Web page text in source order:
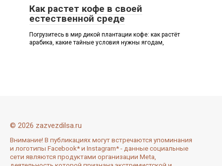
Как растет кофе в своей
естественной среде
Погрузитесь в мир дикой плантации кофе: как растёт
арабика, какие тайные условия нужны ягодам,
© 2026 zazvezdilsa.ru
Внимание! В публикациях могут встречаются упоминания
и логотипы Facebook* и Instagram* - данные социальные
сети являются продуктами организации Meta,